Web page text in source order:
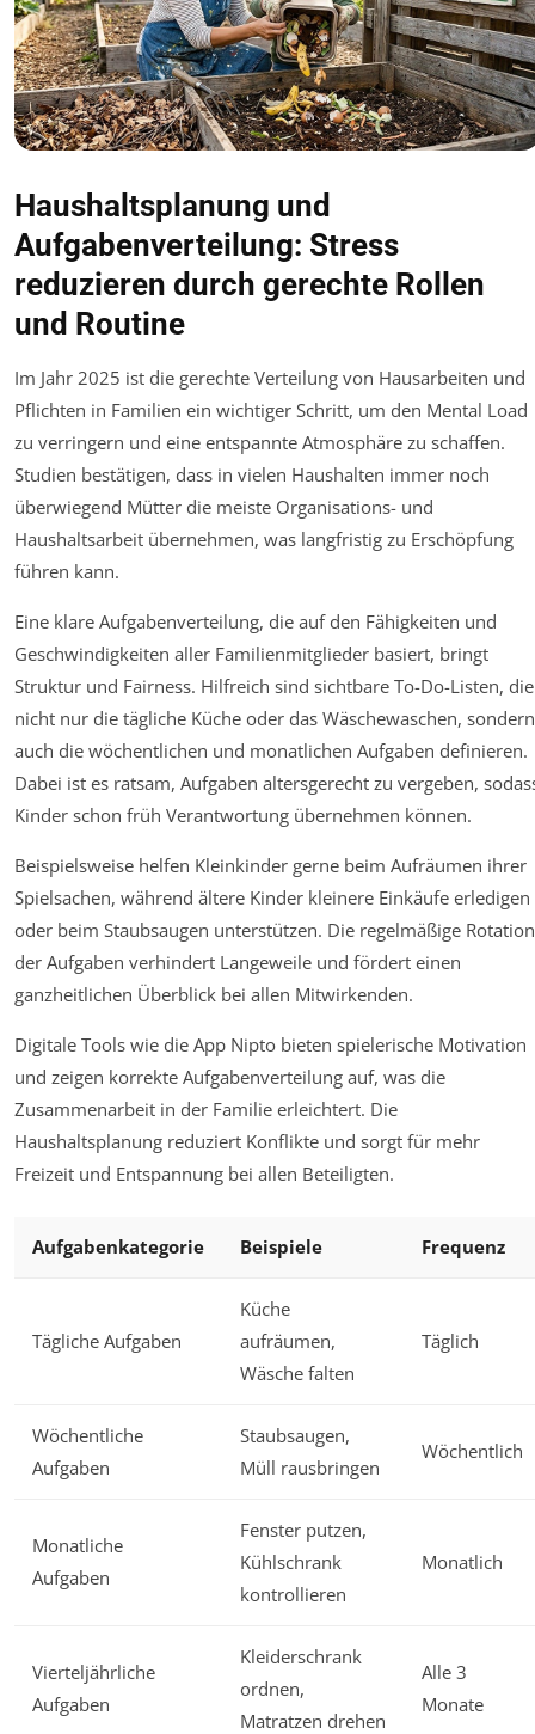
Haushaltsplanung und
Aufgabenverteilung: Stress
reduzieren durch gerechte Rollen
und Routine
Im Jahr 2025 ist die gerechte Verteilung von Hausarbeiten und
Pflichten in Familien ein wichtiger Schritt, um den Mental Load
zu verringern und eine entspannte Atmosphäre zu schaffen.
Studien bestätigen, dass in vielen Haushalten immer noch
überwiegend Mütter die meiste Organisations- und
Haushaltsarbeit übernehmen, was langfristig zu Erschöpfung
führen kann.
Eine klare Aufgabenverteilung, die auf den Fähigkeiten und
Geschwindigkeiten aller Familienmitglieder basiert, bringt
Struktur und Fairness. Hilfreich sind sichtbare To-Do-Listen, die
nicht nur die tägliche Küche oder das Wäschewaschen, sondern
auch die wöchentlichen und monatlichen Aufgaben definieren.
Dabei ist es ratsam, Aufgaben altersgerecht zu vergeben,
Kinder schon früh Verantwortung übernehmen können.
Beispielsweise helfen Kleinkinder gerne beim Aufräumen ihrer
Spielsachen, während ältere Kinder kleinere Einkäufe erledigen
oder beim Staubsaugen unterstützen. Die regelmäßige Rotation
der Aufgaben verhindert Langeweile und fördert einen
ganzheitlichen Überblick bei allen Mitwirkenden.
Digitale Tools wie die App Nipto bieten spielerische Motivation
und zeigen korrekte Aufgabenverteilung auf, was die
Zusammenarbeit in der Familie erleichtert. Die
Haushaltsplanung reduziert Konflikte und sorgt für mehr
Freizeit und Entspannung bei allen Beteiligten.
Aufgabenkategorie Beispiele Frequenz
Tägliche Aufgaben
Küche
aufräumen,
Wäsche falten
Täglich
Wöchentliche
Aufgaben
Staubsaugen,
Müll rausbringen
Wöchentlich
Monatliche
Aufgaben
Fenster putzen,
Kühlschrank
kontrollieren
Monatlich
Vierteljährliche
Aufgaben
Kleiderschrank
ordnen,
Matratzen drehen
Alle 3
Monate